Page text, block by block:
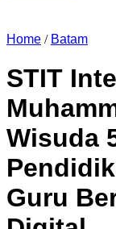
Home / Batam
STIT
Wisuda
Guru